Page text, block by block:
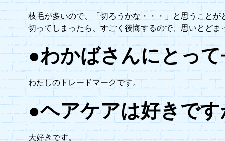
枝毛が多いので、「切ろうかな・・・」と思うことが
切ってしまったら、すごく後悔するので、思いとどま
●わかばさんにとっ
わたしのトレードマークです。
●ヘアケアは好きで
大好きです。